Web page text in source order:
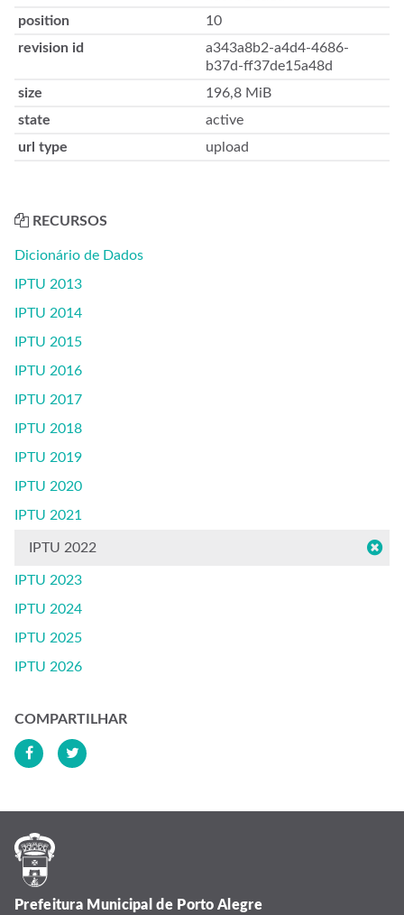
position
10
revision id
a343a8b2-a4d4-4686-
b37d-ff37de15a48d
size
196,8 MiB
state
active
url type
upload
RECURSOS
Dicionário de Dados
IPTU 2013
IPTU 2014
IPTU 2015
IPTU 2016
IPTU 2017
IPTU 2018
IPTU 2019
IPTU 2020
IPTU 2021
IPTU 2022
IPTU 2023
IPTU 2024
IPTU 2025
IPTU 2026
COMPARTILHAR
Prefeitura Municipal de Porto Alegre